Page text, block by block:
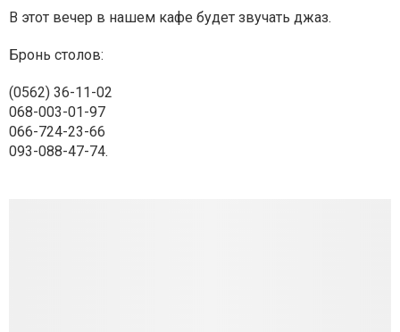
В этот вечер в нашем кафе будет звучать джаз.
Бронь столов:
(0562) 36-11-02
068-003-01-97
066-724-23-66
093-088-47-74.